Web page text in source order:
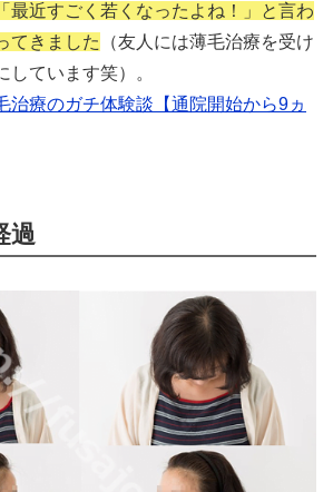
最近すごく若くなったよね！」と言わ
てきました
（友人には薄毛治療を受け
しています笑）。
治療のガチ体験談【通院開始から9ヵ
過